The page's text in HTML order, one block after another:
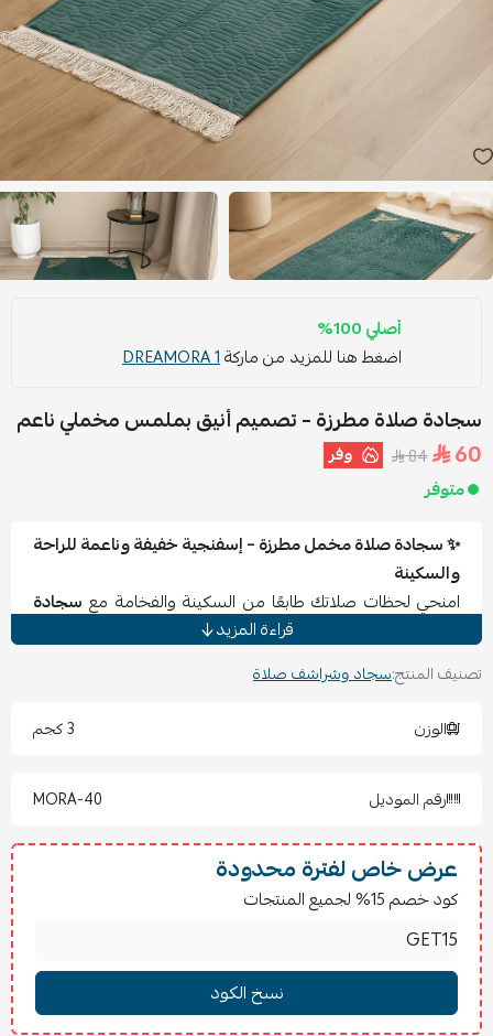
أصلي 100%
اضغط هنا للمزيد من ماركةDREAMORA 1
سجادة صلاة مطرزة – تصميم أنيق بملمس مخملي ناعم
60
84 وفر
متوفر
✨ سجادة صلاة مخمل مطرزة – إسفنجية خفيفة وناعمة للراحة
والسكينة
امنحي لحظات صلاتك طابعًا من السكينة والفخامة مع سجادة
تجمع بين الراحة والأناقة. صُنعت من
بطبقة إسفنجية خفيفة لتخفيف الضغط على الركبتين والقدمين
أثناء السجود والجلوس.
تتميز بخفة وزنها مما يجعلها عملية وسهلة الحمل في حقيبة اليد
روحانية الصلاة وتليق بكل الأذواق. مثالية للاستخدام اليومي،
قراءة المزيد
تصنيف المنتج:سجاد وشراشف صلاة
الوزن
3 كجم
رقم الموديل MORA-40
عرض خاص لفترة محدودة
كود خصم 15% لجميع المنتجات